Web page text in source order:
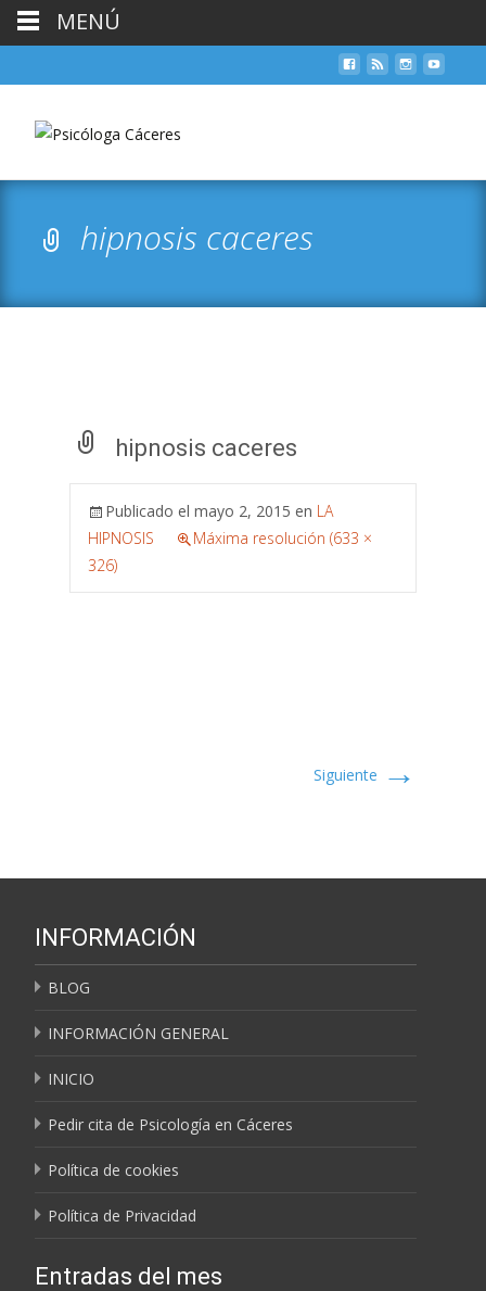
hipnosis caceres
hipnosis caceres
Publicado el mayo 2, 2015 en LA
HIPNOSIS
Máxima resolución (633 ×
326)
Siguiente →
INFORMACIÓN
BLOG
INFORMACIÓN GENERAL
INICIO
Pedir cita de Psicología en Cáceres
Política de cookies
Política de Privacidad
Entradas del mes
MENÚ